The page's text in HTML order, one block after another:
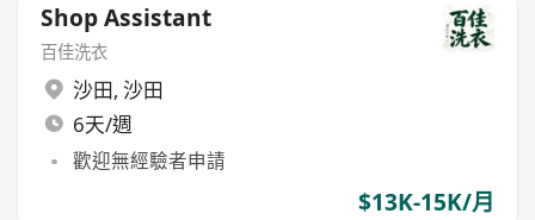
Shop Assistant
百佳洗衣
沙田, 沙田
6天/週
歡迎無經驗者申請
$13K-15K/月